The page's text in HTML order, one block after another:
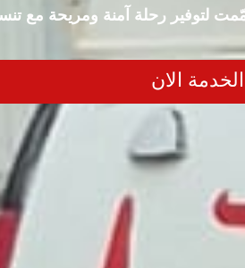
لتوفير رحلة آمنة ومريحة مع
الان